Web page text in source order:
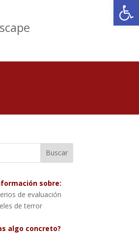
sobre:
de evaluación
de terror
algo concreto?